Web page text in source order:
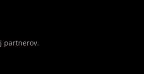
partnerov.